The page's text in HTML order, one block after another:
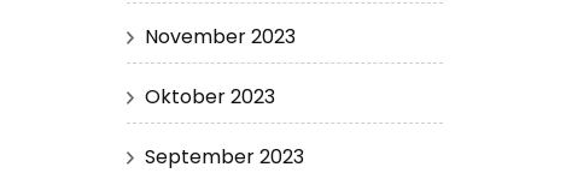
November 2023
Oktober 2023
September 2023